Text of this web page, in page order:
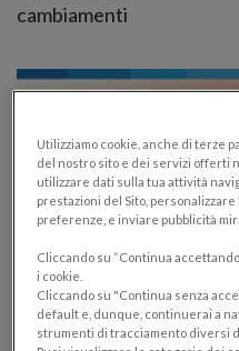
cambiamenti
Utilizziamo cookie, anche di terze
del nostro sito e dei servizi offerti
utilizzare dati sulla tua attività
prestazioni del Sito,
preferenze, e inviare pubblicità
Cliccando su “Continua
i cookie.
Cliccando su "Continua senza
default e, dunque, continuerai a
strumenti di tracciamento diversi